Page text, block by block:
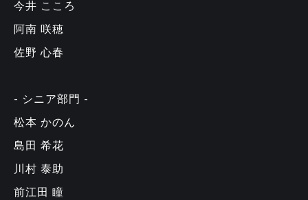
今井 こころ
阿南 咲穂
佐野 心春
- シニア部門 -
松本 かのん
島田 希花
川村 泰助
前江田 瞳